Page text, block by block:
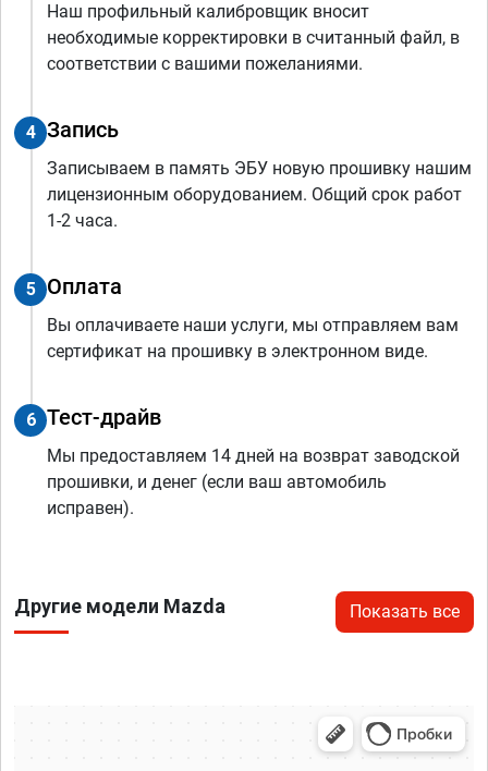
Наш профильный калибровщик вносит
необходимые корректировки в считанный файл, в
соответствии с вашими пожеланиями.
4 Запись
Записываем в память ЭБУ новую прошивку нашим
лицензионным оборудованием. Общий срок работ
1-2 часа.
5 Оплата
Вы оплачиваете наши услуги, мы отправляем вам
сертификат на прошивку в электронном виде.
6 Тест-драйв
Мы предоставляем 14 дней на возврат заводской
прошивки, и денег (если ваш автомобиль
исправен).
Другие модели Mazda Показать все